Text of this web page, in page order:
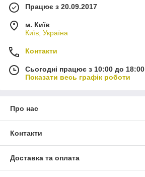
Працює з 20.09.2017
м. Київ
Київ, Україна
Контакти
Сьогодні працює з 10:00 до 18:00
Показати весь графік роботи
Про нас
Контакти
Доставка та оплата